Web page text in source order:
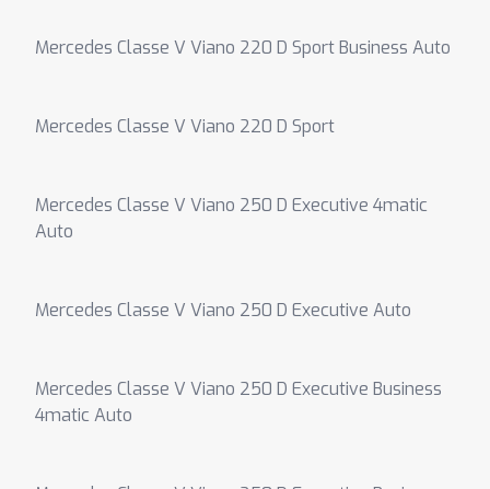
Mercedes Classe V Viano 220 D Sport Business Auto
Mercedes Classe V Viano 220 D Sport
Mercedes Classe V Viano 250 D Executive 4matic
Auto
Mercedes Classe V Viano 250 D Executive Auto
Mercedes Classe V Viano 250 D Executive Business
4matic Auto